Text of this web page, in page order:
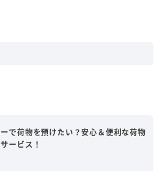
で荷物を預けたい？安心＆便利な荷物
ービス！